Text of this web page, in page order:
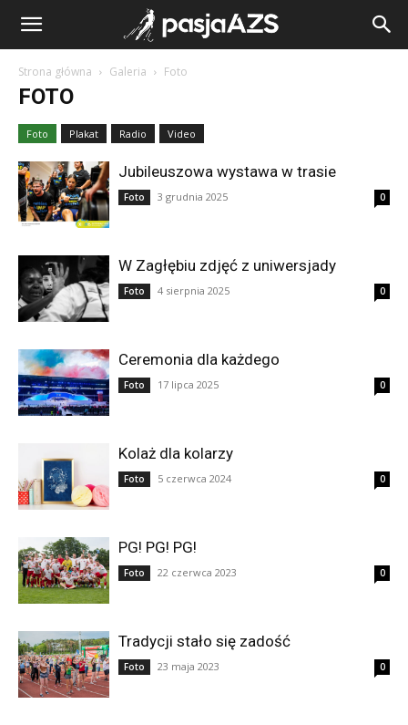
Strona główna Galeria Foto
FOTO
Foto Plakat Radio Video
Jubileuszowa wystawa w trasie
Foto 3 grudnia 2025 0
W Zagłębiu zdjęć z uniwersjady
Foto 4 sierpnia 2025 0
Ceremonia dla każdego
Foto 17 lipca 2025 0
Kolaż dla kolarzy
Foto 5 czerwca 2024 0
PG! PG! PG!
Foto 22 czerwca 2023 0
Tradycji stało się zadość
Foto 23 maja 2023 0